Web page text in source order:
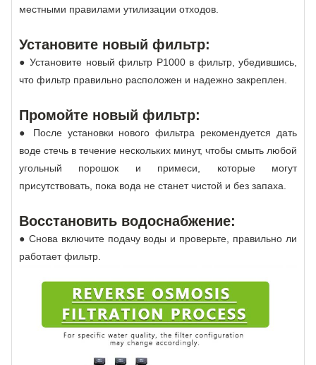
местными правилами утилизации отходов.
Установите новый фильтр:
● Установите новый фильтр P1000 в фильтр, убедившись,
что фильтр правильно расположен и надежно закреплен.
Промойте новый фильтр:
● После установки нового фильтра рекомендуется дать
воде стечь в течение нескольких минут, чтобы смыть любой
угольный порошок и примеси, которые могут
присутствовать, пока вода не станет чистой и без запаха.
Восстановить водоснабжение:
● Снова включите подачу воды и проверьте, правильно ли
работает фильтр.